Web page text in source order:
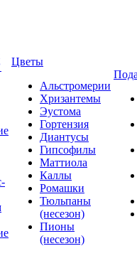
Цветы
Альстромерии
Хризантемы
Эустома
Гортензия
Диантусы
Гипсофилы
Маттиола
Каллы
Ромашки
Тюльпаны
(несезон)
Пионы
(несезон)